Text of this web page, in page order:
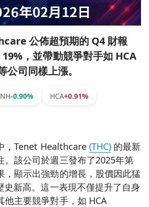
公佈超預期的 Q4 財報
，並帶動競爭對手如 HCA
司同樣上漲。
-0.90% HCA+0.91%
，Tenet Healthcare (THC) 的最新
。該公司於週三發布了2025年第
，顯示出強勁的增長，股價因此猛
史新高。這一表現不僅提升了自身
他主要競爭對手，如 HCA